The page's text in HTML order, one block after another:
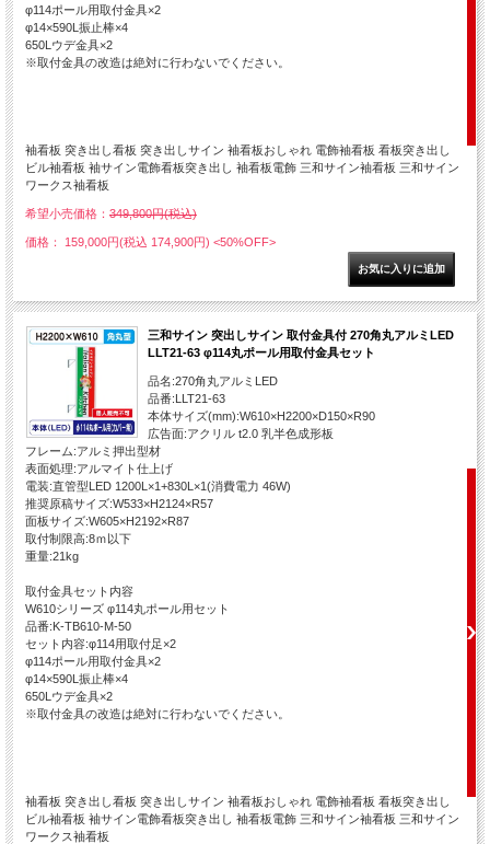
φ114ポール用取付金具×2
φ14×590L振止棒×4
650Lウデ金具×2
※取付金具の改造は絶対に行わないでください。
袖看板 突き出し看板 突き出しサイン 袖看板おしゃれ 電飾袖看板 看板突き出し
ビル袖看板 袖サイン電飾看板突き出し 袖看板電飾 三和サイン袖看板 三和サイン
ワークス袖看板
希望小売価格： 349,800円(税込)
価格： 159,000円(税込 174,900円) <50%OFF>
三和サイン 突出しサイン 取付金具付 270角丸アルミLED
LLT21-63 φ114丸ポール用取付金具セット
品名:270角丸アルミLED
品番:LLT21-63
本体サイズ(mm):W610×H2200×D150×R90
広告面:アクリル t2.0 乳半色成形板
フレーム:アルミ押出型材
表面処理:アルマイト仕上げ
電装:直管型LED 1200L×1+830L×1(消費電力 46W)
推奨原稿サイズ:W533×H2124×R57
面板サイズ:W605×H2192×R87
取付制限高:8ｍ以下
重量:21kg
取付金具セット内容
W610シリーズ φ114丸ポール用セット
品番:K-TB610-M-50
セット内容:φ114用取付足×2
φ114ポール用取付金具×2
φ14×590L振止棒×4
650Lウデ金具×2
※取付金具の改造は絶対に行わないでください。
袖看板 突き出し看板 突き出しサイン 袖看板おしゃれ 電飾袖看板 看板突き出し
ビル袖看板 袖サイン電飾看板突き出し 袖看板電飾 三和サイン袖看板 三和サイン
ワークス袖看板